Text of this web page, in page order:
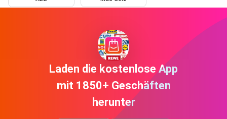
Laden die kostenlose App
mit 1850+ Geschäften
herunter